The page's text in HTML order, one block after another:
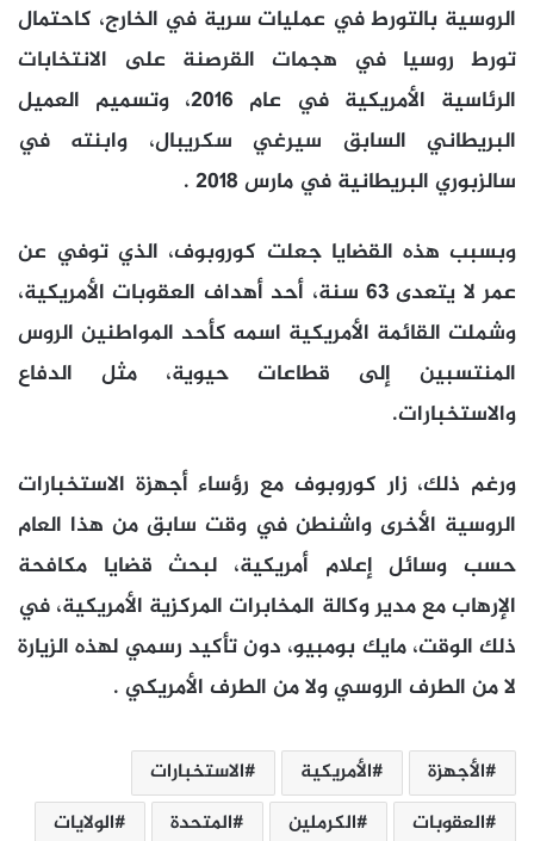
الروسية بالتورط في عمليات سرية في الخارج، كاحتمال
تورط روسيا في هجمات القرصنة على الانتخابات
الرئاسية الأمريكية في عام 2016، وتسميم العميل
البريطاني السابق سيرغي سكريبال، وابنته في
سالزبوري البريطانية في مارس 2018 .
وبسبب هذه القضايا جعلت كوروبوف، الذي توفي عن
عمر لا يتعدى 63 سنة، أحد أهداف العقوبات الأمريكية،
وشملت القائمة الأمريكية اسمه كأحد المواطنين الروس
المنتسبين إلى قطاعات حيوية، مثل الدفاع
والاستخبارات.
ورغم ذلك، زار كوروبوف مع رؤساء أجهزة الاستخبارات
الروسية الأخرى واشنطن في وقت سابق من هذا العام
حسب وسائل إعلام أمريكية، لبحث قضايا مكافحة
الإرهاب مع مدير وكالة المخابرات المركزية الأمريكية، في
ذلك الوقت، مايك بومبيو، دون تأكيد رسمي لهذه الزيارة
لا من الطرف الروسي ولا من الطرف الأمريكي .
الأجهزة الأمريكية
الاستخبارات
العقوبات
الكرملين المتحدة
الولايات